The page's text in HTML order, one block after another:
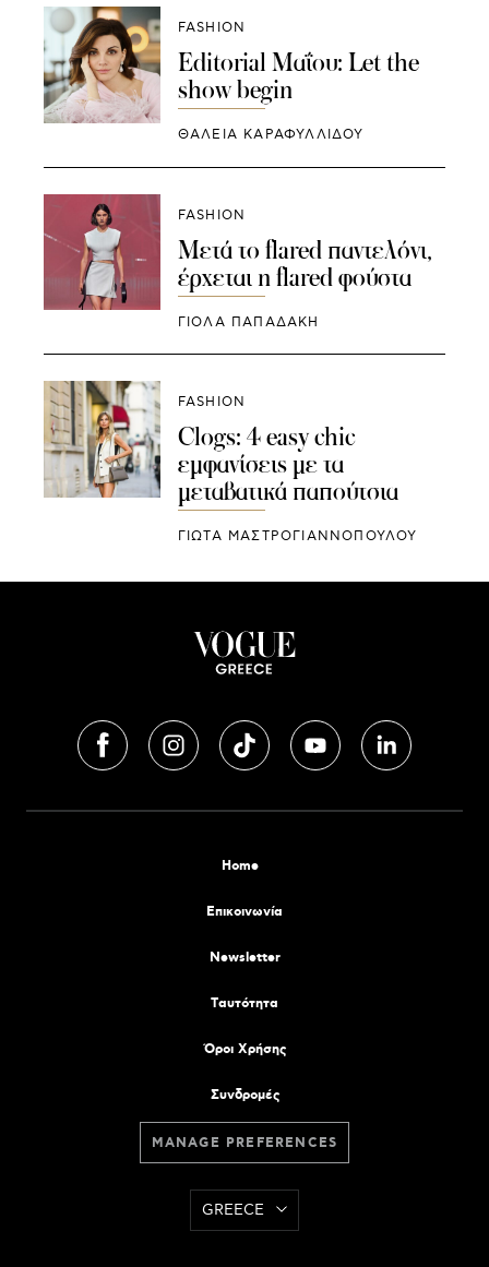
FASHION
Editorial Μαΐου: Let the
show begin
ΘΑΛΕΙΑ ΚΑΡΑΦΥΛΛΙΔΟΥ
FASHION
Μετά το flared παντελόνι,
έρχεται η flared φούστα
ΓΙΌΛΑ ΠΑΠΑΔΆΚΗ
FASHION
Clogs: 4 easy chic
εμφανίσεις με τα
μεταβατικά παπούτσια
ΓΙΩΤΑ ΜΑΣΤΡΟΓΙΑΝΝΟΠΟΥΛΟΥ
Home
Επικοινωνία
Newsletter
Tαυτότητα
Όροι Χρήσης
Συνδρομές
MANAGE PREFERENCES
GREECE